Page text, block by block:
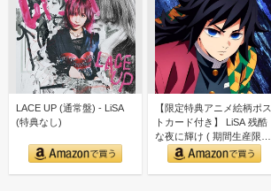
LACE UP (通常盤) - LiSA
(特典なし)
【限定特典アニメ絵柄ポス
トカード付き】 LiSA 残酷
な夜に輝け ( 期間生産限定
盤 CD＋Blu…